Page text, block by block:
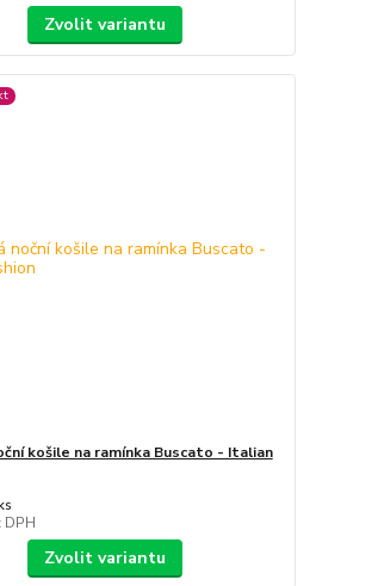
Zvolit variantu
košile na ramínka Buscato - Italian
DPH
Zvolit variantu